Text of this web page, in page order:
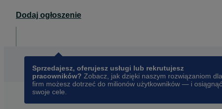
Dodaj ogłoszenie
Sprzedajesz, oferujesz usługi lub rekrutujesz
pracowników? Zobacz, jak dzięki naszym rozwiązaniom dla
firm możesz dotrzeć do milionów użytkowników — i osiągnąć
swoje cele.